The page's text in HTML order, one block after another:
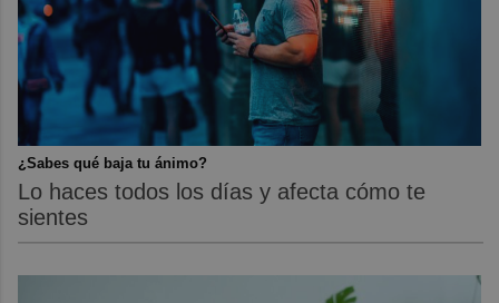
¿Sabes qué baja tu ánimo?
Lo haces todos los días y afecta cómo te
sientes